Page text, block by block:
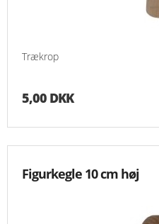
Trækrop
5,00 DKK
Figurkegle 10 cm høj